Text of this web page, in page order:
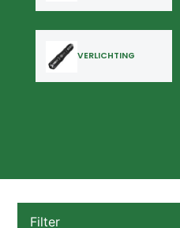
VERLICHTING
Filter